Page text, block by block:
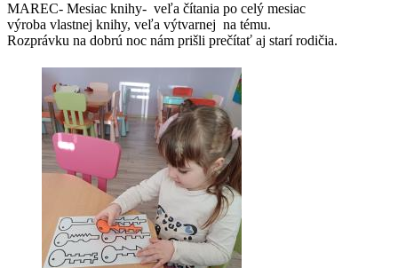
MAREC- Mesiac knihy- veľa čítania po celý mesiac
výroba vlastnej knihy, veľa výtvarnej na tému.
Rozprávku na dobrú noc nám prišli prečítať aj starí rodičia.